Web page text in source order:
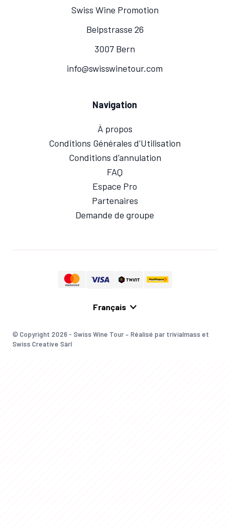
Swiss Wine Promotion
Belpstrasse 26
3007 Bern
info@swisswinetour.com
Navigation
À propos
Conditions Générales d’Utilisation
Conditions d’annulation
FAQ
Espace Pro
Partenaires
Demande de groupe
© Copyright 2026 - Swiss Wine Tour – Réalisé par trivialmass et
Swiss Creative Sàrl